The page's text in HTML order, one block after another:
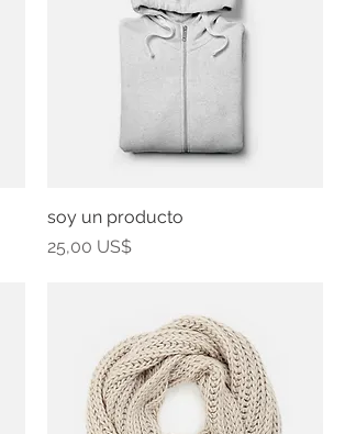
soy un producto
Precio
25,00 US$